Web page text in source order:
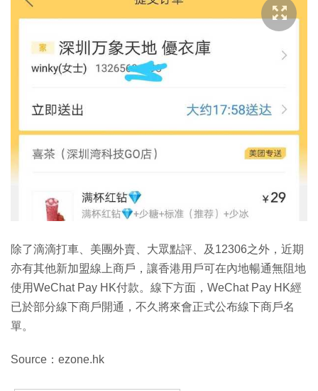
除了滴滴打車、美團外賣、大眾點評、及12306之外，近期
亦有其他新加盟線上商戶，讓香港用戶可在內地暢通無阻地
使用WeChat Pay HK付款。線下方面，WeChat Pay HK經
已於部分線下商戶開通，不久將來會正式公布線下商戶名
單。
Source：ezone.hk